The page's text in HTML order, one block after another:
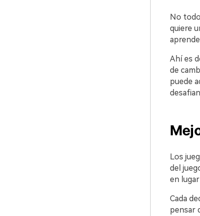
No
quiere
Ahí es
de
puede
Los
del
en
Cada
pensar